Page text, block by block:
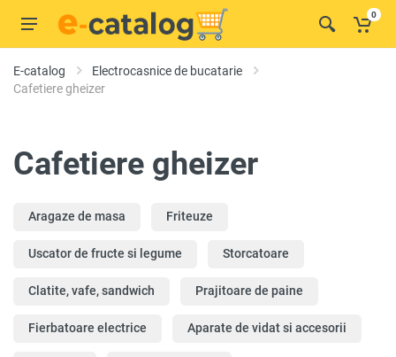
0
E-catalog
Electrocasnice de bucatarie
Cafetiere gheizer
Cafetiere gheizer
Aragaze de masa Friteuze
Uscator de fructe si legume Storcatoare
Clatite, vafe, sandwich Prajitoare de paine
Fierbatoare electrice Aparate de vidat si accesorii